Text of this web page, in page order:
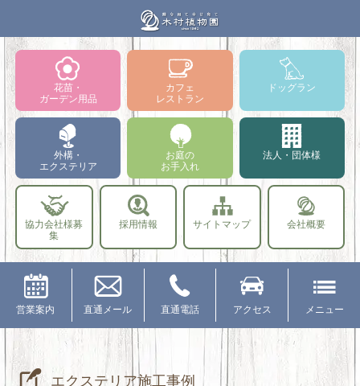
花苗・
ガーデン用品
カフェ
レストラン
ドッグラン
外構・
エクステリア
お庭の
お手入れ
法人・団体様
協力会社様募
集
採用情報 サイトマップ 会社概要
営業案内 直通メール 直通電話 アクセス メニュー
エクステリア施工事例